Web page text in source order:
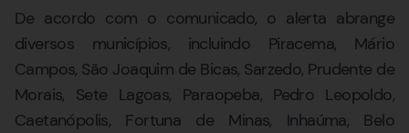
De acordo com o comunicado, o alerta abrange
diversos municípios, incluindo Piracema, Mário
Campos, São Joaquim de Bicas, Sarzedo, Prudente de
Morais, Sete Lagoas, Paraopeba, Pedro Leopoldo,
Caetanópolis, Fortuna de Minas, Inhaúma, Belo